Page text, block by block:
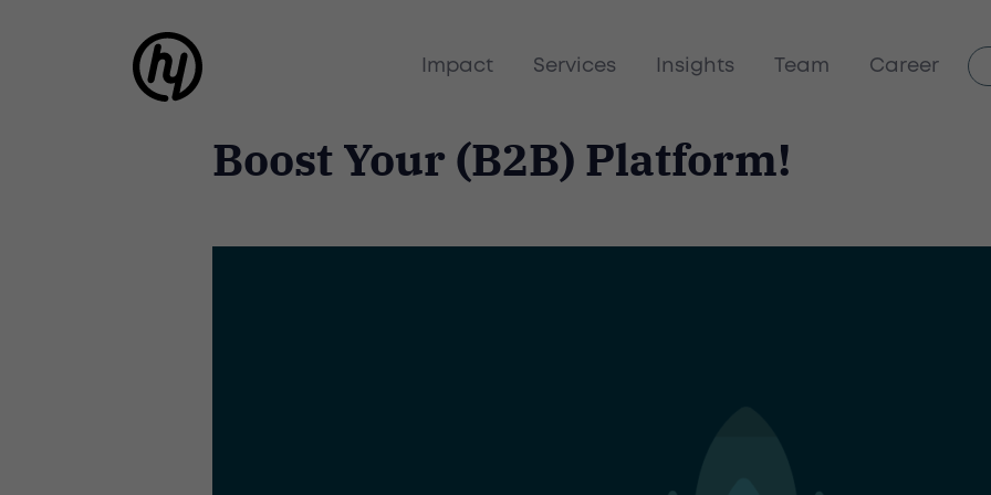
Impact Services Insights Team Career
Boost Your (B2B) Platform!